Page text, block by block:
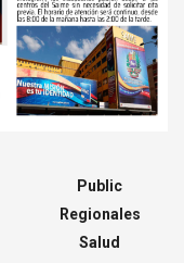
Public
Regionales
Salud